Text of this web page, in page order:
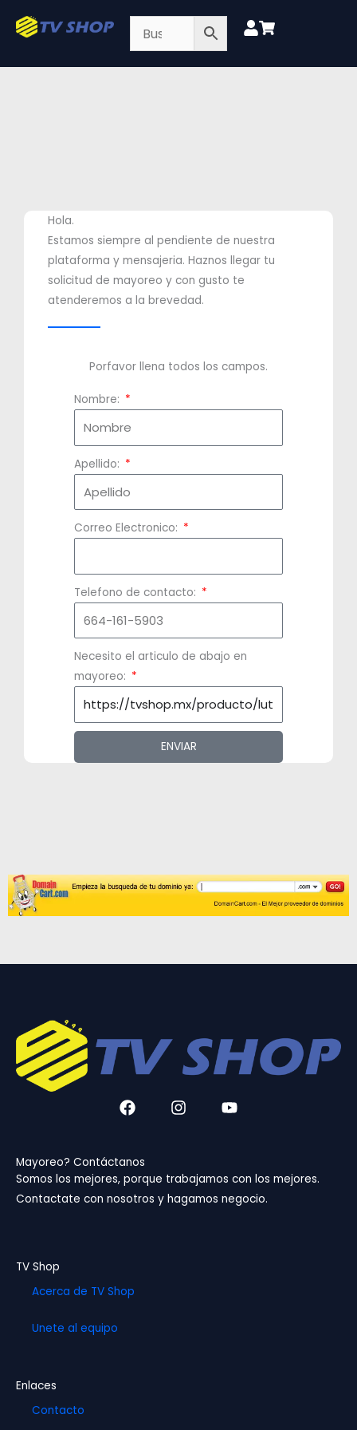
Hola.
Estamos siempre al pendiente de nuestra
plataforma y mensajeria. Haznos llegar tu
solicitud de mayoreo y con gusto te
atenderemos a la brevedad.
Porfavor llena todos los campos.
Nombre:
Apellido:
Correo Electronico:
Telefono de contacto:
Necesito el articulo de abajo en
mayoreo:
ENVIAR
F
a
b
o
o
k
I
n
g
r
a
Y
o
b
e
Mayoreo? Contáctanos
Somos los mejores, porque trabajamos con los mejores.
Contactate con nosotros y hagamos negocio.
TV Shop
Acerca de TV Shop
Unete al equipo
Enlaces
Contacto